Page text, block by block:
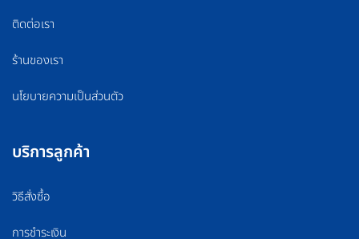
ติดต่อเรา
ร้านของเรา
นโยบายความเป็นส่วนตัว
บริการลูกค้า
วิธีสั่งซื้อ
การชำระเงิน